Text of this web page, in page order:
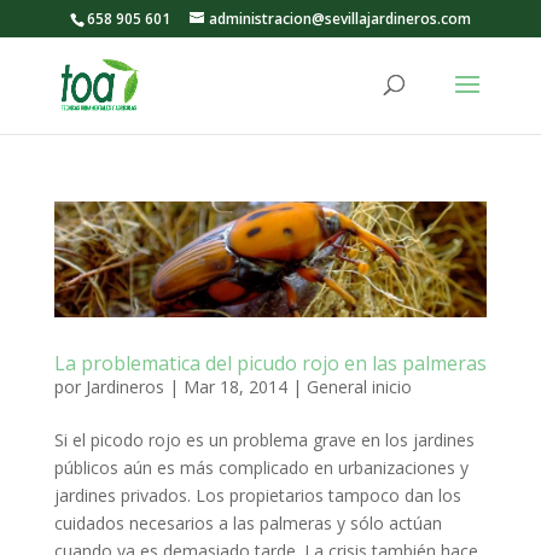
658 905 601 administracion@sevillajardineros.com
La problematica del picudo rojo en las palmeras
por Jardineros | Mar 18, 2014| General inicio
Si el picodo rojo es un problema grave en los jardines
públicos aún es más complicado en urbanizaciones y
jardines privados. Los propietarios tampoco dan los
cuidados necesarios a las palmeras y sólo actúan